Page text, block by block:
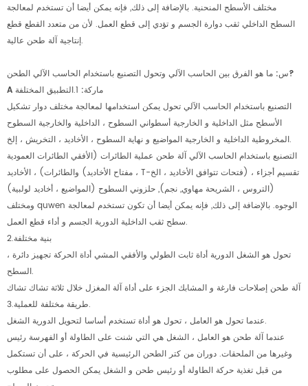
مختلف الأسطح المنحنية. بالإضافة إلى ذلك, فإنه يمكن أيضا أن تستخدم لمعالجة
السطح الداخلي ثقب دوارة الجسم و تؤدي إلى قطع العمل. لأن من متعدد القطع قطع
إنتاجية آلة طحن عالية.
س: ما هو الفرق بين الحاسب الآلي وتحول التصنيع باستخدام الحاسب الآلي الطحن?
A
ماركة:
التصنيع باستخدام الحاسب الآلي تحول يمكن استخدامها لمعالجة مختلف دوار تشكيل
الأسطح مثل الداخلية و الخارجية أسطواني السطوح ، الداخلية والخارجية السطوح
المخروطية الداخلية و الخارجية المواضيع و نهاية السطوح ، الأخاديد ، التخريش ، إلخ.
التصنيع باستخدام الحاسب الآلي آلة طحن عملية الطائرات (الأفقي الطائرات العمودية
والطائرات) ، الأخاديد (مفتاح الأخاديد ، T-فتحات تتوافق الأخاديد ، الخ) ، تقسيم أجزاء
(التروس ، الشريحة مهاوي, نجم), حلزوني السطوح (المواضيع ، أخاديد لولبية)
ومختلف quwen الوجوه. بالإضافة إلى ذلك, فإنه يمكن أيضا أن تكون تستخدم لمعالجة
سطح ثقب الداخلية الدورية الجسم و أداء قطع العمل.
2.بنية مختلفة
تحول هو الشغل الدورية أداة ثابت الطولي والأفقي المشي أداة الحركة تجهيز دائرة ،
السطح.
آلة طحن إصلاحات فارغة و المشابك الجزء على أداة آلة المغزل خلال ثلاثة تشاك تشاك
3.طريقة مختلفة للعملية.
عندما تحول هو العامل ، تحول هو أداة تستخدم أساسا لتحويل الدورية الشغل.
عندما آلة طحن هو العامل ، الشغل هي التي شنت على الطاولة أو الفهرسة رئيس
وغيرها من الملحقات. دوران من كتر الطحن الرئيسية في الحركة ، على أن تستكمل
من قبل تغذية حركة الطاولة أو رئيس طحن و الشغل يمكن الحصول على مطلوب